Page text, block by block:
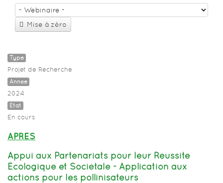
Mise à zéro
Type
Projet de Recherche
Année
2024
Etat
En cours
APRES
Appui aux Partenariats pour leur Réussite
Écologique et Sociétale - Application aux
actions pour les pollinisateurs